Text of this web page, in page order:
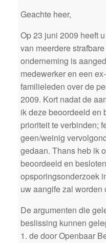
Geachte heer,
Op 23 juni 2009 heeft
van meerdere
onderneming is
medewerker en een
familieleden over de
2009. Kort nadat de
ik deze beoordeeld en
prioriteit te verbinden;
geen/weinig
gedaan. Thans heb ik
beoordeeld en
opsporingsonderzoek
uw aangife zal worden
De argumenten die
beslissing kunnen
1. de door Openbaar